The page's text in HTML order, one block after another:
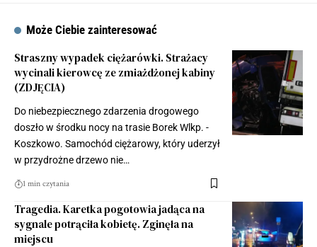
Może Ciebie zainteresować
Straszny wypadek ciężarówki. Strażacy
wycinali kierowcę ze zmiażdżonej kabiny
(ZDJĘCIA)
Do niebezpiecznego zdarzenia drogowego
doszło w środku nocy na trasie Borek Wlkp. -
Koszkowo. Samochód ciężarowy, który uderzył
w przydrożne drzewo nie…
1 min czytania
Tragedia. Karetka pogotowia jadąca na
sygnale potrąciła kobietę. Zginęła na
miejscu